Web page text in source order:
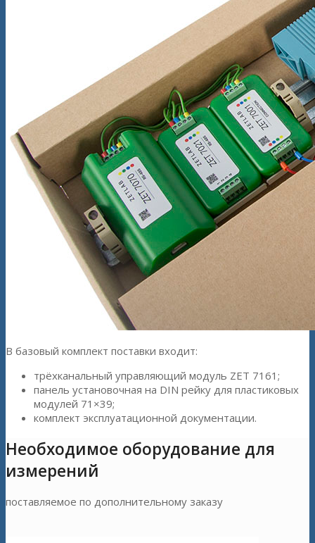
В базовый комплект поставки входит:
трёхканальный управляющий модуль ZET 7161;
панель установочная на DIN рейку для пластиковых
модулей 71×39;
комплект эксплуатационной документации.
Необходимое оборудование для
измерений
поставляемое по дополнительному заказу